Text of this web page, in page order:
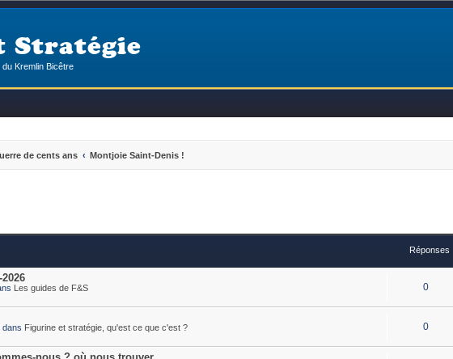
Stratégie
Kremlin Bicêtre
de cents ans Montjoie Saint-Denis !
Réponses
Les guides de F&S 0
dans Figurine et stratégie, qu'est ce que c'est ? 0